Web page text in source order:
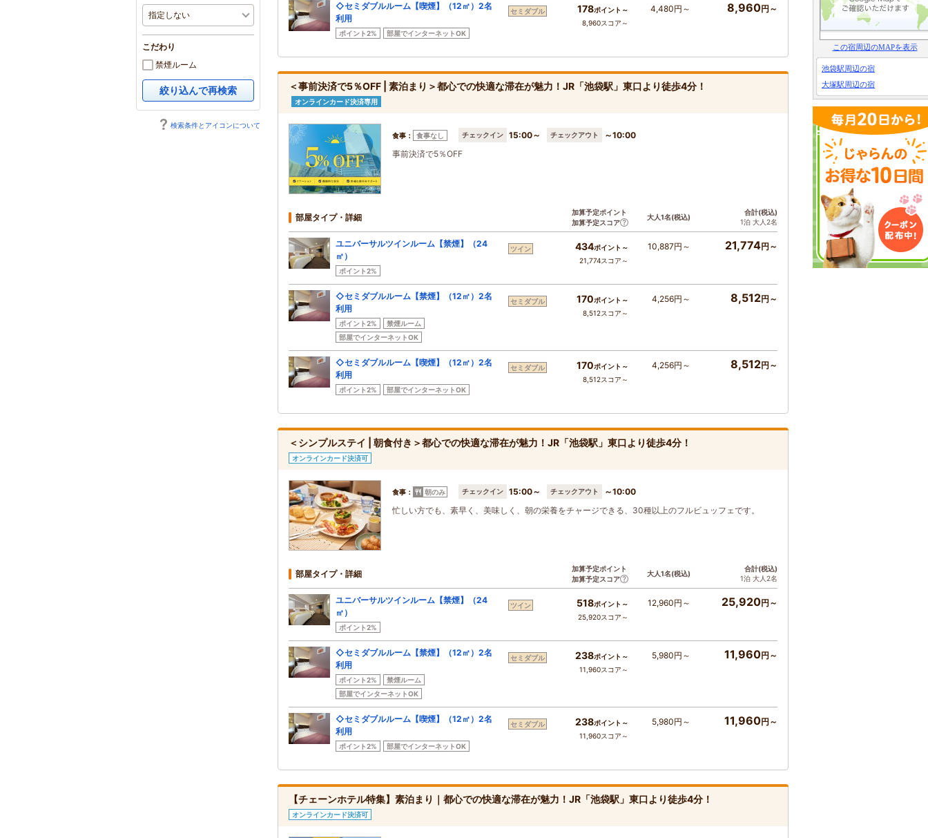
こだわり
禁煙ルーム
絞り込んで再検索
検索条件とアイコンについて
◇セミダブルルーム【喫煙】（12㎡）2名
利用
ポイント2% 部屋でインターネットOK
セミダブル 178ポイント～
8,960スコア～
4,480円～ 8,960円～
＜事前決済で5％OFF | 素泊まり＞都心での快適な滞在が魅力！JR「池袋駅」東口より徒歩4分！
オンラインカード決済専用
食事： 食事なし チェックイン 15:00～ チェックアウト
～10:00
事前決済で5％OFF
部屋タイプ・詳細
加算予定ポイント
加算予定スコア
大人1名(税込)
合計(税込)
1泊 大人2名
ユニバーサルツインルーム【禁煙】（24
㎡）
ポイント2%
ツイン 434ポイント～
21,774スコア～
10,887円～ 21,774円～
◇セミダブルルーム【禁煙】（12㎡）2名
利用
ポイント2%
禁煙ルーム
部屋でインターネットOK
セミダブル 170ポイント～
8,512スコア～
4,256円～ 8,512円～
◇セミダブルルーム【喫煙】（12㎡）2名
利用
ポイント2% 部屋でインターネットOK
セミダブル 170ポイント～
8,512スコア～
4,256円～ 8,512円～
＜シンプルステイ | 朝食付き＞都心での快適な滞在が魅力！JR「池袋駅」東口より徒歩4分！
オンラインカード決済可
食事： 朝のみ チェックイン 15:00～ チェックアウト
～10:00
忙しい方でも、素早く、美味しく、朝の栄養をチャージできる、30種以上のフルビュッフェです。
部屋タイプ・詳細
加算予定ポイント
加算予定スコア
大人1名(税込)
合計(税込)
1泊 大人2名
ユニバーサルツインルーム【禁煙】（24
㎡）
ポイント2%
ツイン 518ポイント～
25,920スコア～
12,960円～ 25,920円～
◇セミダブルルーム【禁煙】（12㎡）2名
利用
ポイント2%
禁煙ルーム
部屋でインターネットOK
セミダブル 238ポイント～
11,960スコア～
5,980円～ 11,960円～
◇セミダブルルーム【喫煙】（12㎡）2名
利用
ポイント2% 部屋でインターネットOK
セミダブル 238ポイント～
11,960スコア～
5,980円～ 11,960円～
【チェーンホテル特集】素泊まり｜都心での快適な滞在が魅力！JR「池袋駅」東口より徒歩4分！
オンラインカード決済可
この宿周辺のMAPを表示
池袋駅周辺の宿
大塚駅周辺の宿